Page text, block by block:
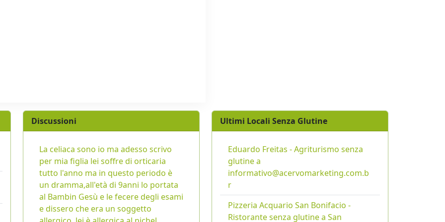
Discussioni
La celiaca sono io ma adesso scrivo
per mia figlia lei soffre di orticaria
tutto l'anno ma in questo periodo è
un dramma,all'età di 9anni lo portata
al Bambin Gesù e le fecere degli esami
e dissero che era un soggetto
Ultimi Locali Senza Glutine
Eduardo Freitas - Agriturismo senza
glutine a
informativo@acervomarketing.com.b
r
Pizzeria Acquario San Bonifacio -
Ristorante senza glutine a San